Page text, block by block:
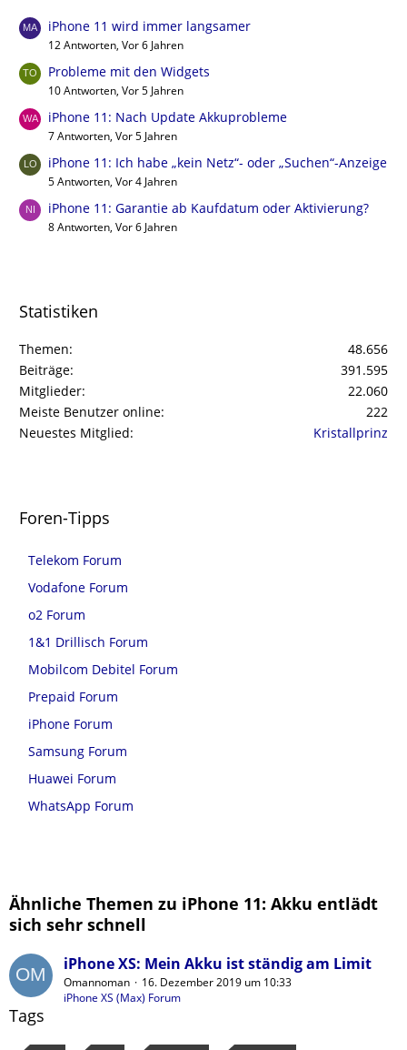
iPhone 11 wird immer langsamer
12 Antworten, Vor 6 Jahren
Probleme mit den Widgets
10 Antworten, Vor 5 Jahren
iPhone 11: Nach Update Akkuprobleme
7 Antworten, Vor 5 Jahren
iPhone 11: Ich habe „kein Netz“- oder „Suchen“-Anzeige
5 Antworten, Vor 4 Jahren
iPhone 11: Garantie ab Kaufdatum oder Aktivierung?
8 Antworten, Vor 6 Jahren
Statistiken
Themen
48.656
Beiträge
391.595
Mitglieder
22.060
Meiste Benutzer online
222
Neuestes Mitglied
Kristallprinz
Foren-Tipps
Telekom Forum
Vodafone Forum
o2 Forum
1&1 Drillisch Forum
Mobilcom Debitel Forum
Prepaid Forum
iPhone Forum
Samsung Forum
Huawei Forum
WhatsApp Forum
Ähnliche Themen zu iPhone 11: Akku entlädt
sich sehr schnell
iPhone XS: Mein Akku ist ständig am Limit
Omannoman
16. Dezember 2019 um 10:33
iPhone XS (Max) Forum
Tags